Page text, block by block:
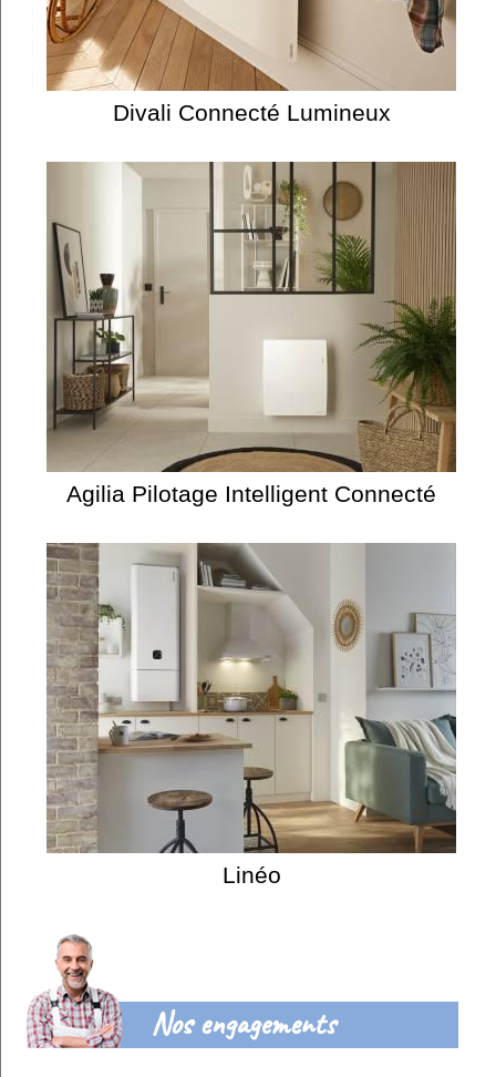
Divali Connecté Lumineux
Agilia Pilotage Intelligent Connecté
Linéo
Nos engagements